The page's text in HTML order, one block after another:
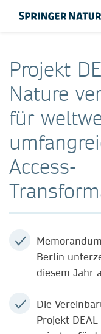
Projekt
Nature
für
Access-
Berlin
diesem Jahr
Die
Projekt